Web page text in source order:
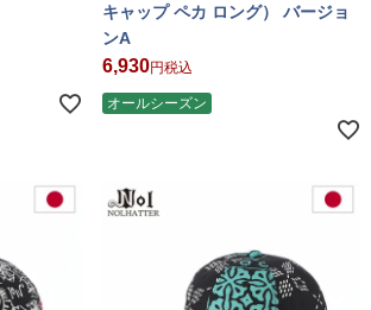
キャップ ペカ ロング） バージョ
ンA
6,930 税込
オールシーズン